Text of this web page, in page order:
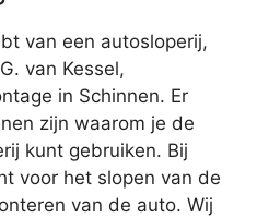
van een autosloperij,
van Kessel,
in Schinnen. Er
zijn waarom je de
kunt gebruiken. Bij
voor het slopen van de
van de auto. Wij